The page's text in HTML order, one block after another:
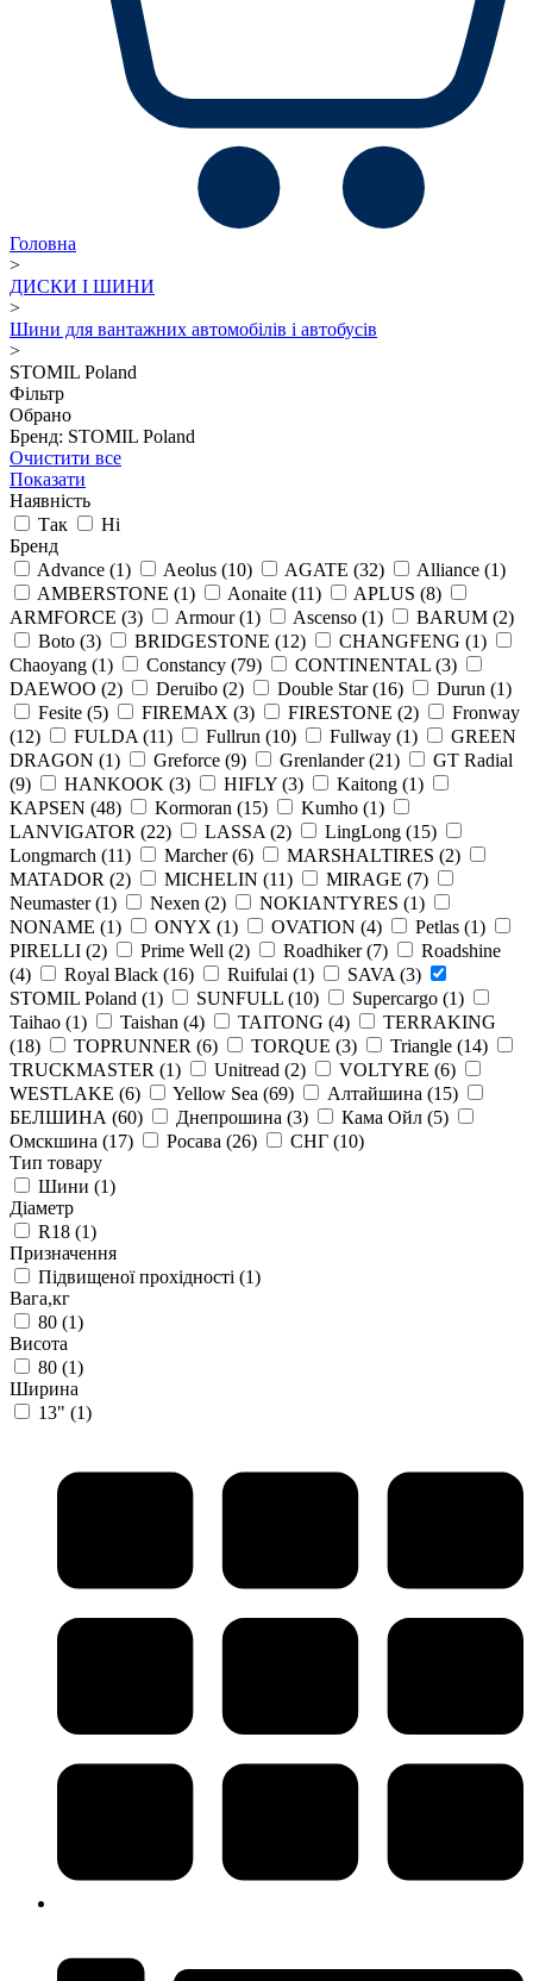
Головна
>
ДИСКИ І ШИНИ
>
Шини для вантажних автомобілів і автобусів
>
STOMIL Poland
Фільтр
Обрано
Бренд: STOMIL Poland
Очистити все
Показати
Наявність
Так
Ні
Бренд
Advance (1) Aeolus (10) AGATE (32) Alliance (1)
AMBERSTONE (1) Aonaite (11) APLUS (8)
ARMFORCE (3) Armour(1) Ascenso (1) BARUM (2)
Boto (3) BRIDGESTONE (12) CHANGFENG (1)
Chaoyang (1) Constancy (79) CONTINENTAL (3)
DAEWOO (2) Deruibo (2) Double Star(16) Durun (1)
Fesite (5) FIREMAX (3) FIRESTONE (2)
Fronway
(12)
FULDA (11) Fullrun (10) Fullway (1)
GREEN
DRAGON (1) Greforce (9) Grenlander(21)
GT Radial
(9)
HANKOOK (3) HIFLY (3) Kaitong (1)
KAPSEN (48) Kormoran (15) Kumho (1)
LANVIGATOR (22) LASSA (2) LingLong (15)
Longmarch (11) Marcher(6) MARSHALTIRES (2)
MATADOR (2) MICHELIN (11) MIRAGE (7)
Neumaster(1) Nexen (2) NOKIANTYRES (1)
NONAME (1) ONYX (1) OVATION (4) Petlas (1)
PIRELLI (2) Prime Well (2) Roadhiker(7)
Roadshine
(4)
Royal Black (16) Ruifulai (1) SAVA (3)
STOMIL Poland (1) SUNFULL (10) Supercargo (1)
Taihao (1) Taishan (4) TAITONG (4)
TERRAKING
(18)
TOPRUNNER (6) TORQUE (3) Triangle (14)
TRUCKMASTER (1) Unitread (2) VOLTYRE (6)
WESTLAKE (6) Yellow Sea (69) Алтайшина (15)
БЕЛШИНА (60) Днепрошина (3) Кама Ойл (5)
Омскшина (17) Росава (26) СНГ (10)
Тип товару
Шини (1)
Діаметр
R18 (1)
Призначення
Підвищеної прохідності (1)
Вага,кг
80 (1)
Висота
80 (1)
Ширина
13" (1)